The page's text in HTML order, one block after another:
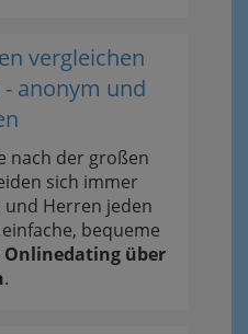
vergleichen
anonym und
nach der großen
sich immer
Herren jeden
bequeme
Onlinedating über
.